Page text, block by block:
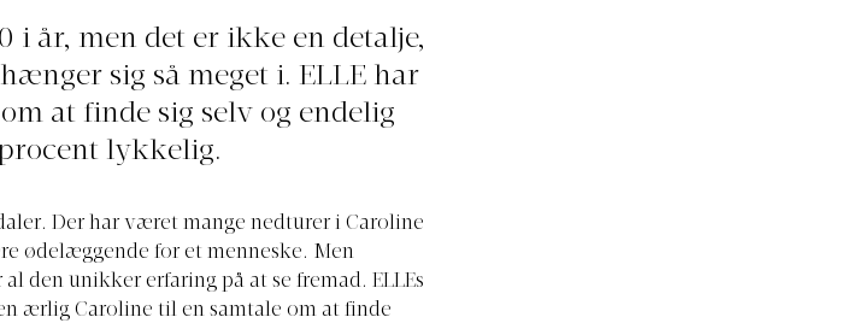
i år, men det er ikke en detalje,
sig så meget i. ELLE har
at finde sig selv og endelig
lykkelig.
Der har været mange nedturer i Caroline
ødelæggende for et menneske. Men
den unikker erfaring på at se fremad. ELLEs
ærlig Caroline til en samtale om at finde